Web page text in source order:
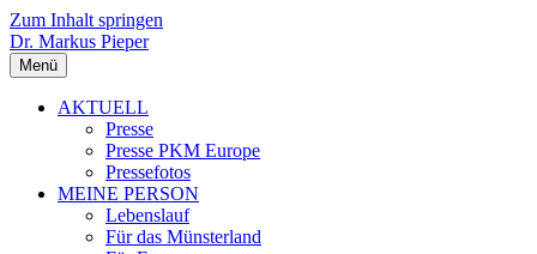
Zum Inhalt springen
Dr. Markus Pieper
Menü
AKTUELL
Presse
Presse PKM Europe
Pressefotos
MEINE PERSON
Lebenslauf
Für das Münsterland